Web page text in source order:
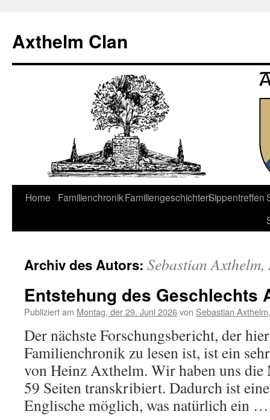
Axthelm Clan
Springe
Home FamilienchronikFamiliengeschichtenSippentreffen
Archiv des Autors: Sebastian
Entstehung des Geschlechts
Publiziert am Montag, der 29. Juni 2026von Sebastian
Der nächste Forschungsbericht, der
Familienchronik zu lesen ist, ist ein
von Heinz Axthelm. Wir haben uns die
59 Seiten transkribiert. Dadurch ist
Englische möglich, was natürlich ein